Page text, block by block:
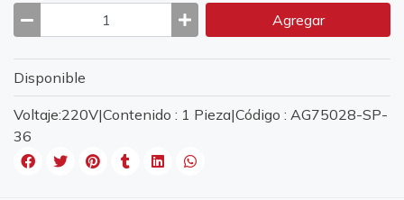
Agregar
Disponible
Voltaje:220V|Contenido : 1 Pieza|Código : AG75028-SP-
36